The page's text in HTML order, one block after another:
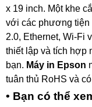
x 19 inch. Một khe
với các phương tiện
2.0, Ethernet, Wi-Fi
thiết lập và tích hợp
bạn. Máy in Epson
tuân thủ RoHS và
• Bạn có thể